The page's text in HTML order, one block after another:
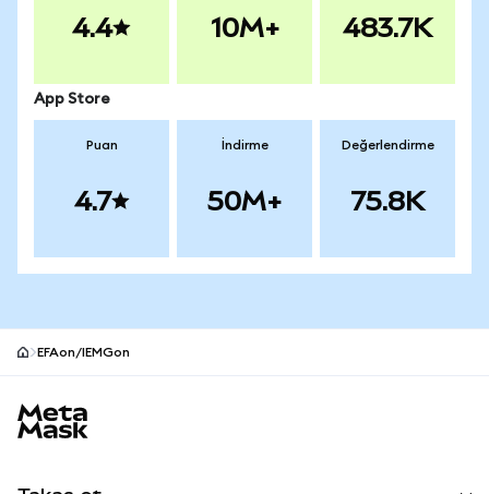
4.4 10M+ 483.7K
App Store
Puan
4.7
İndirme
50M+
Değerlendirme
75.8K
EFAon/IEMGon